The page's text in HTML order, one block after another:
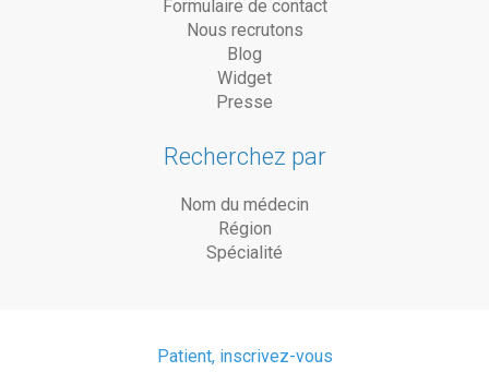
Formulaire de contact
Nous recrutons
Blog
Widget
Presse
Recherchez par
Nom du médecin
Région
Spécialité
Patient, inscrivez-vous